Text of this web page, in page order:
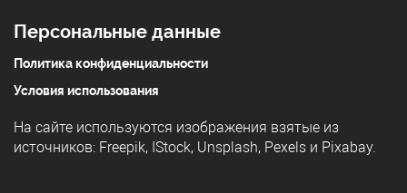
Персональные данные
Политика конфиденциальности
Условия использования
На сайте используются изображения взятые из
источников: Freepik, IStock, Unsplash, Pexels и Pixabay.